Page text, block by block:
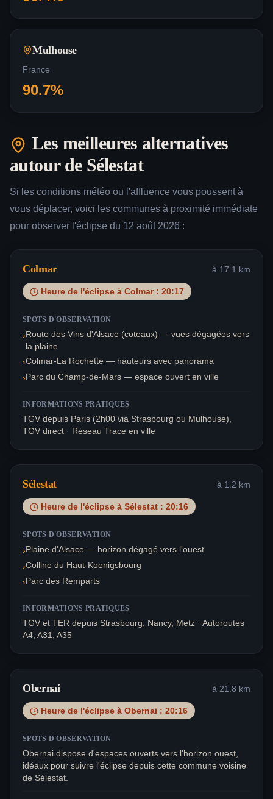
Mulhouse
France
90.7%
Les meilleures alternatives
autour de Sélestat
Si les conditions météo ou l'affluence vous poussent à
vous déplacer, voici les communes à proximité immédiate
pour observer l'éclipse du 12 août 2026 :
Colmar à 17.1 km
Heure de l'éclipse à Colmar: 20:17
SPOTS D'OBSERVATION
›Route des Vins d'Alsace (coteaux) — vues dégagées vers
la plaine
›Colmar-La Rochette — hauteurs avec panorama
›Parc du Champ-de-Mars — espace ouvert en ville
INFORMATIONS PRATIQUES
TGV depuis Paris (2h00 via Strasbourg ou Mulhouse),
TGV direct · Réseau Trace en ville
Sélestat à 1.2 km
Heure de l'éclipse à Sélestat : 20:16
SPOTS D'OBSERVATION
›Plaine d'Alsace — horizon dégagé vers l'ouest
›Colline du Haut-Koenigsbourg
›Parc des Remparts
INFORMATIONS PRATIQUES
TGV et TER depuis Strasbourg, Nancy, Metz · Autoroutes
A4, A31, A35
Obernai à 21.8 km
Heure de l'éclipse à Obernai : 20:16
SPOTS D'OBSERVATION
Obernai dispose d'espaces ouverts vers l'horizon ouest,
idéaux pour suivre l'éclipse depuis cette commune voisine
de Sélestat.